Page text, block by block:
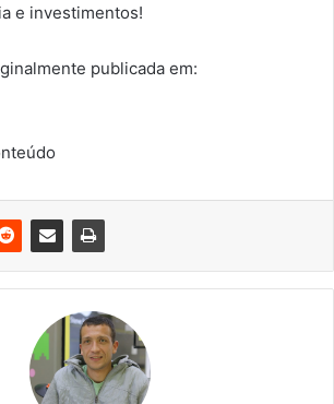
e investimentos!
publicada em: